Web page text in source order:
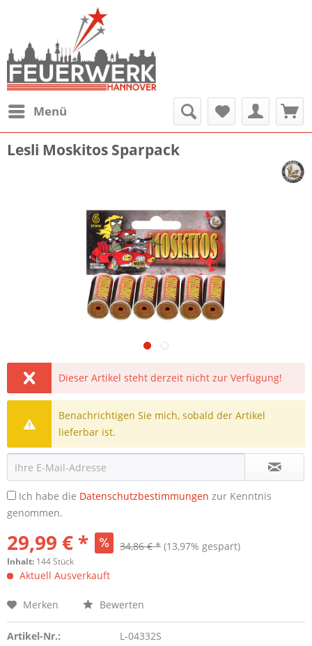
Menü
Lesli Moskitos Sparpack
Dieser Artikel steht derzeit nicht zur Verfügung!
Benachrichtigen Sie mich, sobald der Artikel
lieferbar ist.
Ich habe die Datenschutzbestimmungen zur Kenntnis
genommen.
29,99 € * 34,86 € * (13,97% gespart)
Inhalt: 144 Stück
Aktuell Ausverkauft
Merken Bewerten
Artikel-Nr.: L-04332S